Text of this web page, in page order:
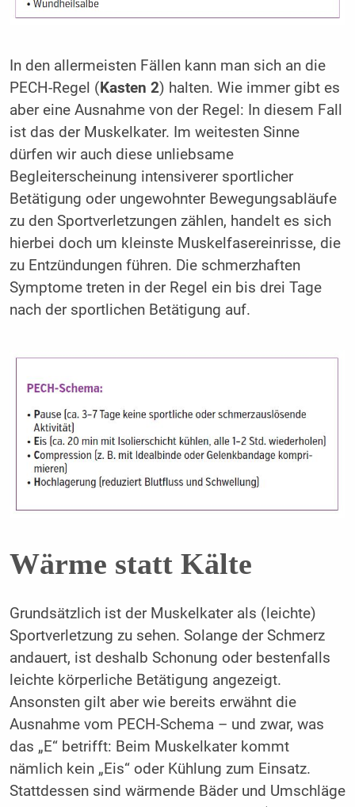
In den allermeisten Fällen kann man sich an die
PECH-Regel (Kasten 2) halten. Wie immer gibt es
aber eine Ausnahme von der Regel: In diesem Fall
ist das der Muskelkater. Im weitesten Sinne
dürfen wir auch diese unliebsame
Begleiterscheinung intensiverer sportlicher
Betätigung oder ungewohnter Bewegungsabläufe
zu den Sportverletzungen zählen, handelt es sich
hierbei doch um kleinste Muskelfasereinrisse, die
zu Entzündungen führen. Die schmerzhaften
Symptome treten in der Regel ein bis drei Tage
nach der sportlichen Betätigung auf.
Wärme statt Kälte
Grundsätzlich ist der Muskelkater als (leichte)
Sportverletzung zu sehen. Solange der Schmerz
andauert, ist deshalb Schonung oder bestenfalls
leichte körperliche Betätigung angezeigt.
Ansonsten gilt aber wie bereits erwähnt die
Ausnahme vom PECH-Schema – und zwar, was
das „E“ betrifft: Beim Muskelkater kommt
nämlich kein „Eis“ oder Kühlung zum Einsatz.
Stattdessen sind wärmende Bäder und Umschläge